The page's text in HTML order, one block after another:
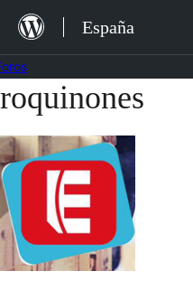
Saltar
contenido
España
Saltar
contenido
roquinones